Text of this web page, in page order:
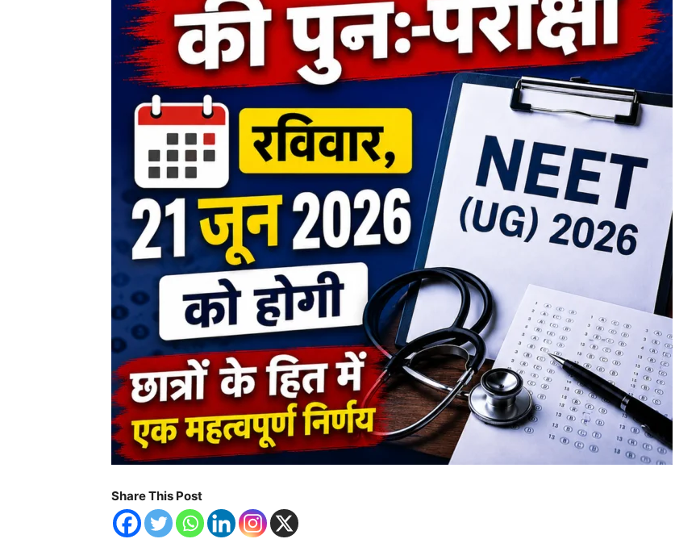
Share This Post